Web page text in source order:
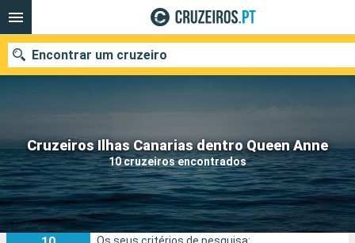
Cruzeiros Ilhas Canarias dentro Queen Anne
10 cruzeiros encontrados
Encontrar um cruzeiro
Quando ir?
Data de partida
Portos Companhias